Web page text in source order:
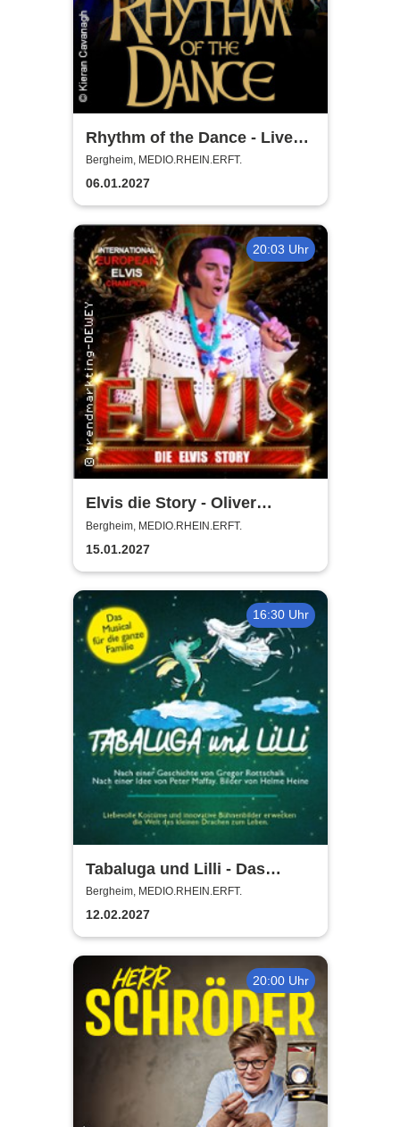
Rhythm of the Dance - Live
2027
Bergheim, MEDIO.RHEIN.ERFT.
06.01.2027
20:03 Uhr
Elvis die Story - Oliver
Steinhoff + Band
Bergheim, MEDIO.RHEIN.ERFT.
15.01.2027
16:30 Uhr
Tabaluga und Lilli - Das
drachenstarke Musical für die
ganze Familie
Bergheim, MEDIO.RHEIN.ERFT.
12.02.2027
20:00 Uhr